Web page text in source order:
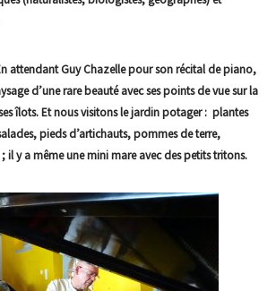
attendant Guy Chazelle pour son récital de piano,
d’une rare beauté avec ses points de vue sur la
îlots. Et nous visitons le jardin potager : plantes
pieds d’artichauts, pommes de terre,
il y a même une mini mare avec des petits tritons.